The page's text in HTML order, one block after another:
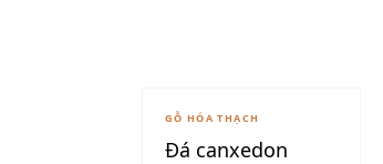
GỖ HÓA THẠCH
Đá canxedon